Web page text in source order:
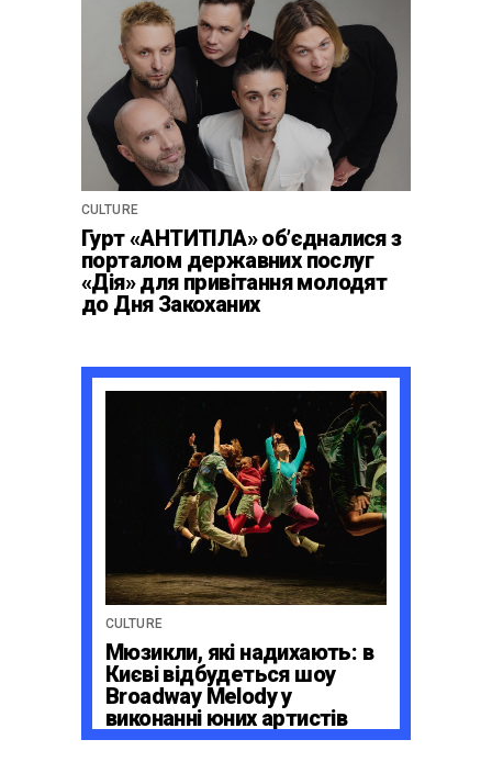
CULTURE
Гурт «АНТИТІЛА» обʼєдналися з
порталом державних послуг
«Дія» для привітання молодят
до Дня Закоханих
CULTURE
Мюзикли, які надихають: в
Києві відбудеться шоу
Broadway Melody у
виконанні юних артистів
Broadway Kids Studio